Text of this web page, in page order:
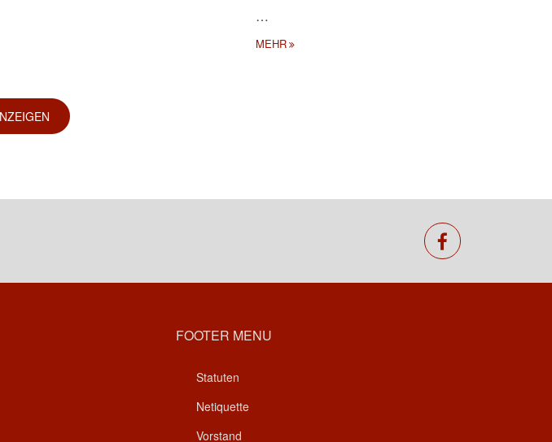
…
MEHR
facebook
FOOTER MENU
Statuten
Netiquette
Vorstand